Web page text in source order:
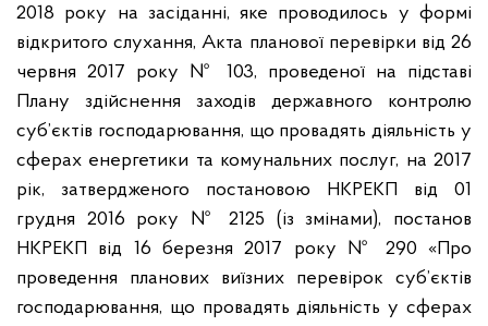
2018 року на засіданні, яке проводилось у формі
відкритого слухання, Акта планової перевірки від 26
червня 2017 року № 103, проведеної на підставі
Плану здійснення заходів державного контролю
суб’єктів господарювання, що провадять діяльність у
сферах енергетики та комунальних послуг, на 2017
рік, затвердженого постановою НКРЕКП від 01
грудня 2016 року № 2125 (із змінами), постанов
НКРЕКП від 16 березня 2017 року № 290 «Про
проведення планових виїзних перевірок суб’єктів
господарювання, що провадять діяльність у сферах